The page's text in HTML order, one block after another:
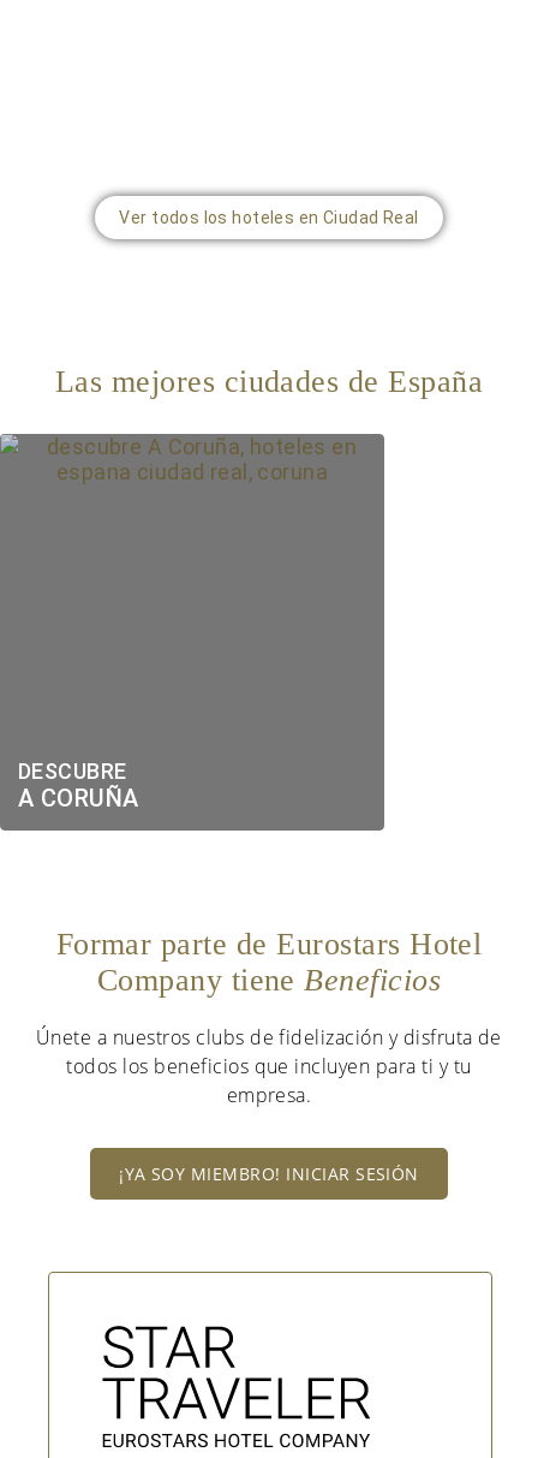
Ver todos los hoteles en Ciudad Real
Las mejores ciudades de España
DESCUBRE
A CORUÑA
Formar parte de Eurostars Hotel
Company tieneBeneficios
Únete a nuestros clubs de fidelización y disfruta de
todos los beneficios que incluyen para ti y tu
empresa.
¡YA SOY MIEMBRO! INICIAR SESIÓN